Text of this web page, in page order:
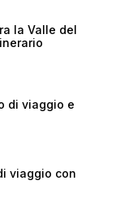
la Valle del
di viaggio e
viaggio con